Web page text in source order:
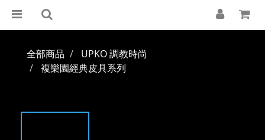
全部商品
UPKO 調教時尚
複樂園經典皮具系列